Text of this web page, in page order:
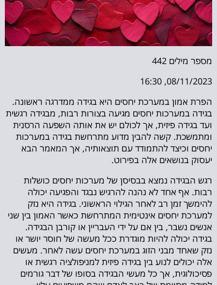
מספר מילים 442
08/11/2023, 16:30
הפרת אמון במערכת יחסים היא בגידה ממדרגה ראשונה.
בגידה במערכות יחסים מגיעה בצורות רבות, מבגידה רגשית
ועד בגידה פיזית, אך לכולם יש את אותה השפעה הרסנית
ומתמשכת. קשה להבין מדוע מתרחשת בגידה במערכות
יחסים וכיצד להתמודד עם תוצאותיה, אך המאמר הבא
יעסוק בנושאים אלה בפירוט.
רגש הבגידה נמצא בבסיסן של מערכות יחסים כושלות
רבות. אף אחד לא נהנה להרגיש נבגד והפגיעה יכולה
להימשך זמן רב לאחר הגילוי הראשוני. בגידה היא נזק
למערכת יחסים אינטימית המתרחשת כאשר האמון בין שני
אנשים נשבר, בין אם על ידי העבריין או קורבן הבגידה.
בגידה יכולה להיות מוגדרת ככל מעשה של חוסר יושר או
נזק שאחד מבני הזוג במערכת יחסים עשה לאחר. מעשים
אלה יכולים לנוע בין בגידה פיזית למניפולציה רגשית או
פסיכולוגית, אך כל מעשי הבגידה בסופו של דבר גורמים